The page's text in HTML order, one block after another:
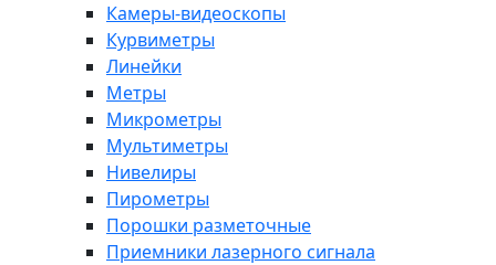
Камеры-видеоскопы
Курвиметры
Линейки
Метры
Микрометры
Мультиметры
Нивелиры
Пирометры
Порошки разметочные
Приемники лазерного сигнала